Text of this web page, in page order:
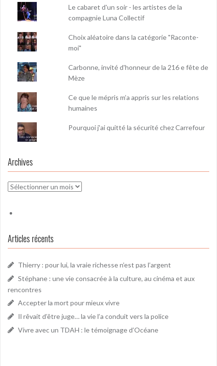
Le cabaret d'un soir - les artistes de la
compagnie Luna Collectif
Choix aléatoire dans la catégorie "Raconte-
moi"
Carbonne, invité d'honneur de la 216 e fête de
Mèze
Ce que le mépris m’a appris sur les relations
humaines
Pourquoi j'ai quitté la sécurité chez Carrefour
Archives
Archives
Articles récents
Thierry : pour lui, la vraie richesse n’est pas l’argent
Stéphane : une vie consacrée à la culture, au cinéma et aux
rencontres
Accepter la mort pour mieux vivre
Il rêvait d’être juge… la vie l’a conduit vers la police
Vivre avec un TDAH : le témoignage d’Océane